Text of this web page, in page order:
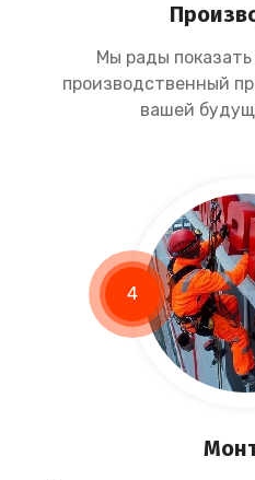
Мы рады
производственный
вашей
4